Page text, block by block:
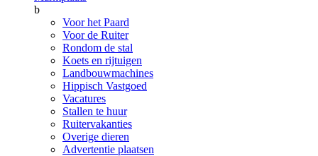
b
Voor het Paard
Voor de Ruiter
Rondom de stal
Koets en rijtuigen
Landbouwmachines
Hippisch Vastgoed
Vacatures
Stallen te huur
Ruitervakanties
Overige dieren
Advertentie plaatsen